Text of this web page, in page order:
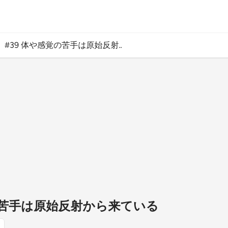
#39 体や感覚の苦手は原始反射..
手は原始反射から来ている